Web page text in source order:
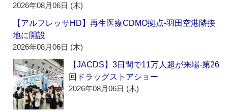
2026年08月06日 (木)
【アルフレッサHD】再生医療CDMO拠点‐羽田空港隣接
地に開設
2026年08月06日 (木)
【JACDS】3日間で11万人超が来場‐第26
回ドラッグストアショー
2026年08月06日 (木)